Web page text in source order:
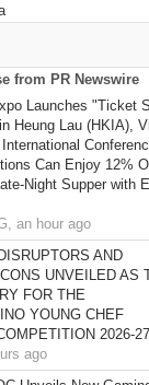
from PR Newswire
Launches "Ticket
Heung Lau (HKIA),
Can Enjoy 12%
Night Supper with
an hour ago
AND
UNVEILED AS
FOR THE
YOUNG CHEF
2026-27
ago